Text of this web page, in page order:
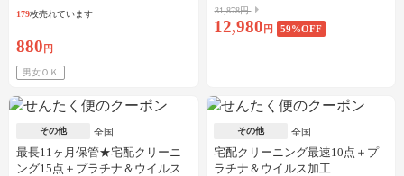
診料・送料込／30枚可
179枚売れています
880 円
男女ＯＫ
31,878円
12,980 円 59%OFF
その他 全国
最長11ヶ月保管★宅配クリーニ
ング15点＋プラチナ＆ウイルス
その他 全国
宅配クリーニング最速10点＋プ
ラチナ＆ウイルス加工